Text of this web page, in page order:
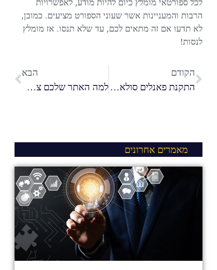
לכל ספורטאי מומלץ כיום להיות מודע, לאפשרויות
הרבות והמעניינות אשר שעוני הספורט מציעים. כמובן,
לא תדעו אם זה מתאים לכם, עד שלא תנסו. אז מומלץ
לנסות!
הקודם
התקנת פאנלים סולאריים: הטכנולוגיה הירוקה שכדאי להתקין בכל בית
הבא
למה האתר שלכם צריך להיות ראשון בגוגל?
מאמרים אחרונים